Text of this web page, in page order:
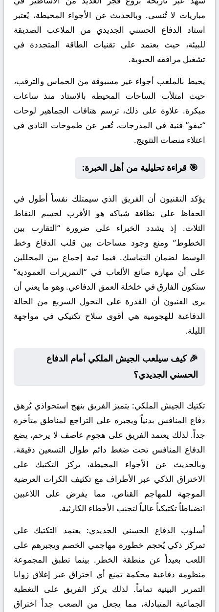
مباريات لا تُنسى. وبالحديث عن الأجواء المحيطة، يُعتبر
استاد الدفاع الحسني الجديدي من الملاعب الصديقة
للبيئة، حيث يعتمد على تقنيات الطاقة المتجددة في
تشغيل مرافقه الحيوية.
يحيط بالملعب أجواء غير مسبوقة من الحماس والترقب،
حيث امتلأت الساحات المحيطة بالاستاد منذ ساعات
مبكرة. علاوة على ذلك، ترسم هتافات الجماهير لوحات
“تيفو” فنية في المدرجات، تُعبر عن طموحات النادي في
اعتلاء منصات التتويج.
🎯 قراءة تحليلية من أهل الخبرة:
يؤكد التقنيون أن الفريق الذي سيمتلك نفساً أطول في
الحفاظ على نظافة شباكه هو الأقرب لحسم النقاط
الثلاث. إذ يشدد الخبراء على ضرورة “التقارب بين
الخطوط” ومنع وجود مساحات بين قلب الدفاع وخط
الوسط لضمان التماسك. فيما ثمة إجماع بين المحللين
على أن مهارة صانع الألعاب في “التمريرات العمودية”
ستكون الفارق في خلخلة العمق الدفاعي. وهو ما يعني أن
يرى الفنيون أن القدرة على التحول السريع من الحالة
الدفاعية للهجومية هي أقوى سلاح تكتيكي في مواجهة
الليلة.
🎉 كيف سيلعب الجيش الملكي أمام الدفاع
الحسني الجديدي؟
تكتيك الجيش الملكي: يتميز الفريق بنهج استحواذي يُرهق
دفاع المنافس بدنياً ويجبره على التراجع لمناطق متأخرة
جداً. لذلك يعتمد الفريق على هجوم عاصف لا يرحم، يضع
الدفاع المنافس تحت ضغط دائم طوال التسعين دقيقة.
وبالحديث عن الأجواء المحيطة، يركز التكتيك على
الاختراق الذكي عبر الأطراف مع تكثيف الكرات العرضية
الموجهة للمهاجم القناص. مما يفرض على اللاعبين
انضباطاً تكتيكياً عالياً لتجنب الأخطاء الكارثية.
أسلوب الدفاع الحسني الجديدي: يعتمد التكتيك على
تمركز ذكي يُحجم خطورة مهاجمي الخصم ويجبرهم على
اللعب بعيداً عن منطقة الخطر. بينما تطبق المجموعة
منظومة دفاعية محكمة تمنع أي اختراق عبر إغلاق زوايا
التمرير البينية تماماً. لذلك يركز الفريق على التغطية
الجماعية المتبادلة، مما يجعل من الصعب جداً اختراق